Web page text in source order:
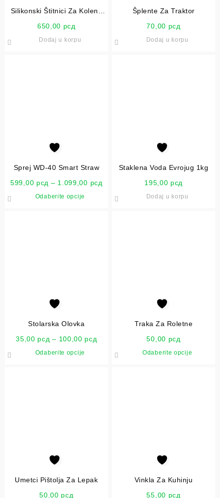
Silikonski Štitnici Za Kolena
650,00 рсд
Dodaj u korpu
Šplente Za Traktor
70,00 рсд
Dodaj u korpu
Sprej WD-40 Smart Straw
599,00 рсд – 1.099,00 рсд
Odaberite opcije
Staklena Voda Evrojug 1kg
195,00 рсд
Dodaj u korpu
Stolarska Olovka
35,00 рсд – 100,00 рсд
Odaberite opcije
Traka Za Roletne
50,00 рсд
Odaberite opcije
Umetci Pištolja Za Lepak
50,00 рсд
Vinkla Za Kuhinju
55,00 рсд